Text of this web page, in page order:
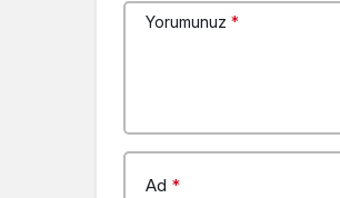
Yorumunuz *
Ad *